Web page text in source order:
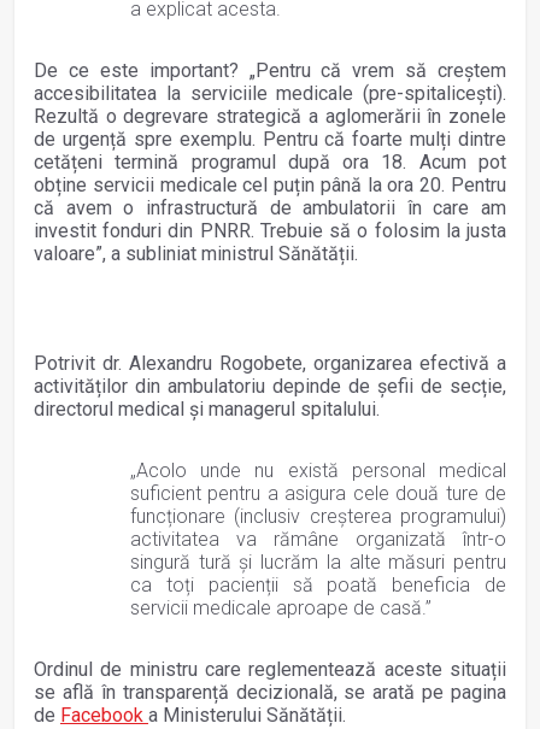
a explicat acesta.
De ce este important? „Pentru că vrem să creștem
accesibilitatea la serviciile medicale (pre-spitalicești).
Rezultă o degrevare strategică a aglomerării în zonele
de urgență spre exemplu. Pentru că foarte mulți dintre
cetățeni termină programul după ora 18. Acum pot
obține servicii medicale cel puțin până la ora 20. Pentru
că avem o infrastructură de ambulatorii în care am
investit fonduri din PNRR. Trebuie să o folosim la justa
valoare”, a subliniat ministrul Sănătății.
Potrivit dr. Alexandru Rogobete, organizarea efectivă a
activităților din ambulatoriu depinde de șefii de secție,
directorul medical și managerul spitalului.
„Acolo unde nu există personal medical
suficient pentru a asigura cele două ture de
funcționare (inclusiv creșterea programului)
activitatea va rămâne organizată într-o
singură tură și lucrăm la alte măsuri pentru
ca toți pacienții să poată beneficia de
servicii medicale aproape de casă.”
Ordinul de ministru care reglementează aceste situații
se află în transparență decizională, se arată pe pagina
de Facebook a Ministerului Sănătății.